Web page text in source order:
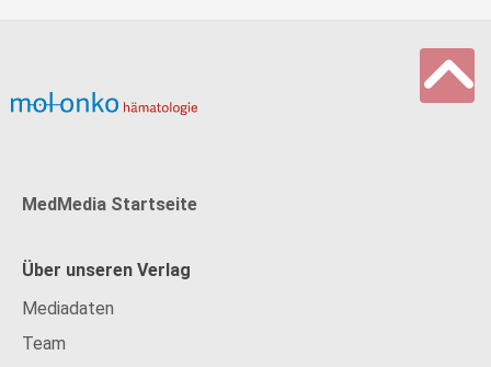
MedMedia Startseite
Über unseren Verlag
Mediadaten
Team